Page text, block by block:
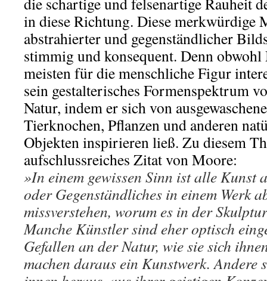
in diese Richtung. Diese merkwürdige
abstrahierter und gegenständlicher
stimmig und konsequent. Denn
meisten für die menschliche Figur
sein gestalterisches Formenspektrum
Natur, indem er sich von
Tierknochen, Pflanzen und anderen
Objekten inspirieren ließ. Zu diesem
aufschlussreiches Zitat von Moore:
»In einem gewissen Sinn ist alle Kunst
oder Gegenständliches in einem Werk
missverstehen, worum es in der
Manche Künstler sind eher optisch
Gefallen an der Natur, wie sie sich
machen daraus ein Kunstwerk. Andere